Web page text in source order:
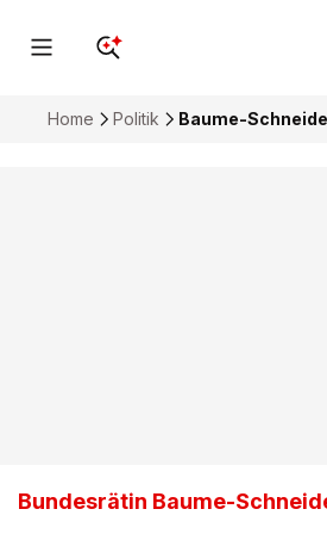
Home Politik Baume-
Bundesrätin Baume-